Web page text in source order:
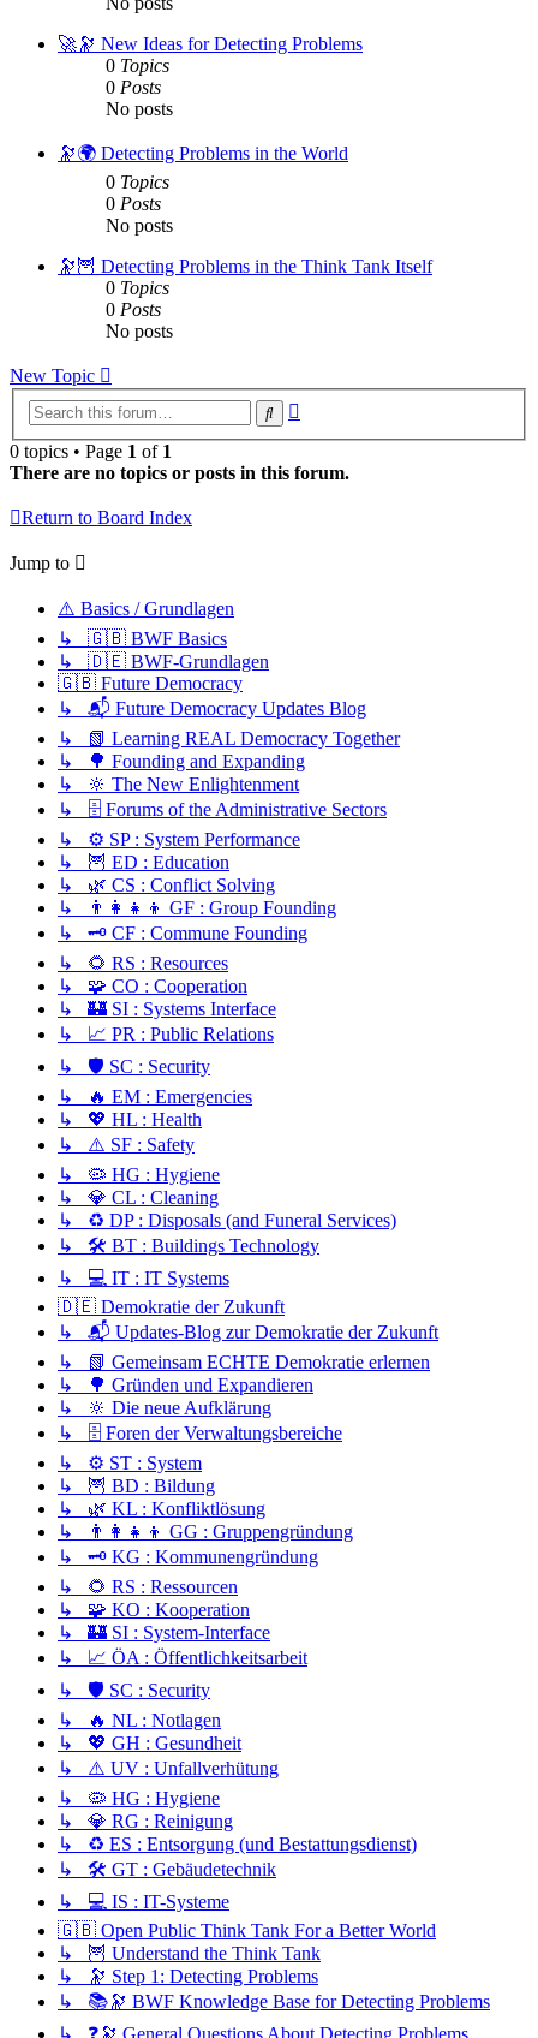
🚀🔭 New Ideas for Detecting Problems
0 Topics
0 Posts
No posts
🔭🌍 Detecting Problems in the World
0 Topics
0 Posts
No posts
🔭🦉 Detecting Problems in the Think Tank Itself
0 Topics
0 Posts
No posts
New Topic
Search
0 topics • Page 1 of 1
There are no topics or posts in this forum.
Return to Board Index
Jump to
⚠️ Basics / Grundlagen
↳ 🇬🇧 BWF Basics
↳ 🇩🇪 BWF-Grundlagen
🇬🇧 Future Democracy
↳ 📬 Future Democracy Updates Blog
↳ 📗 Learning REAL Democracy Together
↳ 🌳 Founding and Expanding
↳ 🔆 The New Enlightenment
↳ 🗄️ Forums of the Administrative Sectors
↳ ⚙️ SP : System Performance
↳ 🦉 ED : Education
↳ 🌿 CS : Conflict Solving
↳ 👨‍👩‍👧‍👦 GF : Group Founding
↳ 🗝️ CF : Commune Founding
↳ 🌻 RS : Resources
↳ 🧩 CO : Cooperation
↳ 🏰 SI : Systems Interface
↳ 📈 PR : Public Relations
↳ 🛡️ SC : Security
↳ 🔥 EM : Emergencies
↳ 💖 HL : Health
↳ ⚠️ SF : Safety
↳ 🦠 HG : Hygiene
↳ 💎 CL : Cleaning
↳ ♻️ DP : Disposals (and Funeral Services)
↳ 🛠️ BT : Buildings Technology
↳ 💻 IT : IT Systems
🇩🇪 Demokratie der Zukunft
↳ 📬 Updates-Blog zur Demokratie der Zukunft
↳ 📗 Gemeinsam ECHTE Demokratie erlernen
↳ 🌳 Gründen und Expandieren
↳ 🔆 Die neue Aufklärung
↳ 🗄️ Foren der Verwaltungsbereiche
↳ ⚙️ ST : System
↳ 🦉 BD : Bildung
↳ 🌿 KL : Konfliktlösung
↳ 👨‍👩‍👧‍👦 GG : Gruppengründung
↳ 🗝️ KG : Kommunengründung
↳ 🌻 RS : Ressourcen
↳ 🧩 KO : Kooperation
↳ 🏰 SI : System-Interface
↳ 📈 ÖA : Öffentlichkeitsarbeit
↳ 🛡️ SC : Security
↳ 🔥 NL : Notlagen
↳ 💖 GH : Gesundheit
↳ ⚠️ UV : Unfallverhütung
↳ 🦠 HG : Hygiene
↳ 💎 RG : Reinigung
↳ ♻️ ES : Entsorgung (und Bestattungsdienst)
↳ 🛠️ GT : Gebäudetechnik
↳ 💻 IS : IT-Systeme
🇬🇧 Open Public Think Tank For a Better World
↳ 🦉 Understand the Think Tank
↳ 🔭 Step 1: Detecting Problems
↳ 📚🔭 BWF Knowledge Base for Detecting Problems
↳ ❓🔭 General Questions About Detecting Problems